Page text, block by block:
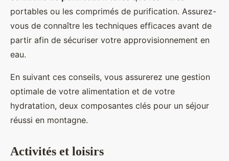
portables ou les comprimés de purification. Assurez-
vous de connaître les techniques efficaces avant de
partir afin de sécuriser votre approvisionnement en
eau.
En suivant ces conseils, vous assurerez une gestion
optimale de votre alimentation et de votre
hydratation, deux composantes clés pour un séjour
réussi en montagne.
Activités et loisirs